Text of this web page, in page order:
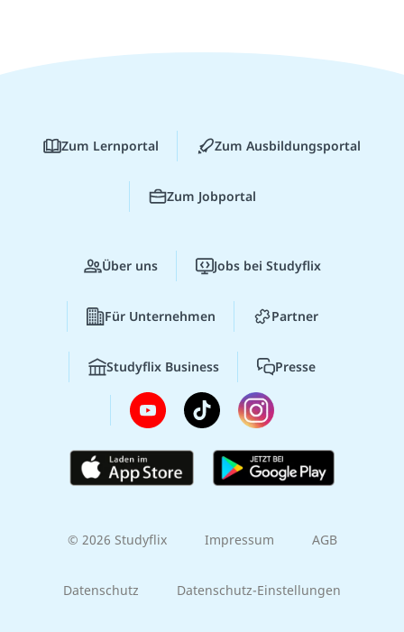
Zum Lernportal Zum Ausbildungsportal
Zum Jobportal
Über uns Jobs bei Studyflix
Für Unternehmen Partner
Studyflix Business Presse
© 2026 Studyflix Impressum AGB
Datenschutz Datenschutz-Einstellungen